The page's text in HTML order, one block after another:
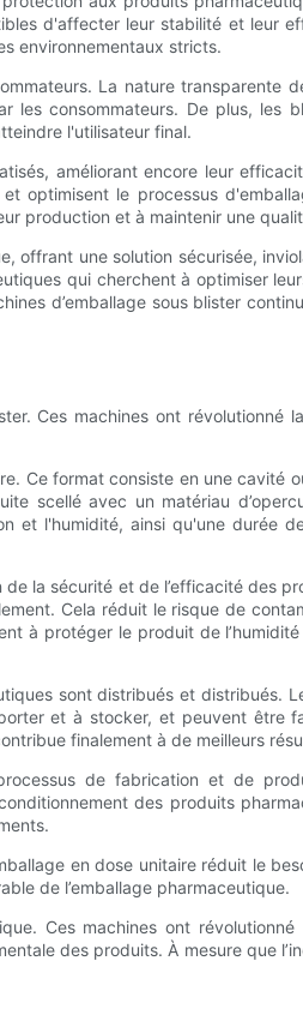
d'affecter leur stabilité et leur
environnementaux stricts.
La nature transparente
les consommateurs. De plus, les
l'utilisateur final.
améliorant encore leur
optimisent le processus
production et à maintenir une
offrant une solution sécurisée,
qui cherchent à optimiser
d’emballage sous blister
Ces machines ont révolutionné
Ce format consiste en une cavité
scellé avec un matériau
et l'humidité, ainsi qu'une durée
de la sécurité et de l’efficacité des
Cela réduit le risque de
à protéger le produit de
sont distribués et distribués.
et à stocker, et peuvent être
finalement à de meilleurs
de fabrication et de
des produits
en dose unitaire réduit le
de l’emballage pharmaceutique.
Ces machines ont
des produits. À mesure que